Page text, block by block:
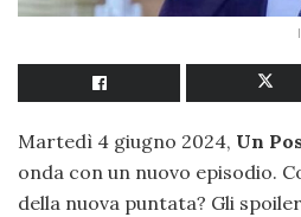
Martedì 4 giugno 2024, Un
onda con un nuovo episodio.
della nuova puntata? Gli